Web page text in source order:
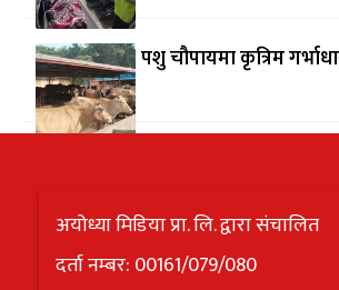
पशु चौपायमा कृत्रिम
अयोध्या मिडिया प्रा. लि. द्वारा संचालित
दर्ता नम्बर: 00161/079/080